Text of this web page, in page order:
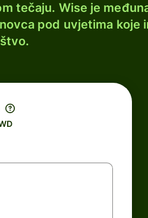
tečaju. Wise je
pod uvjetima koje